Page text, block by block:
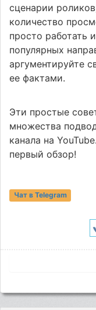
сценарии
количество
просто работать
популярных
аргументируйте
ее фактами.
Эти простые
множества
канала на
первый обзор!
Чат в Telegram